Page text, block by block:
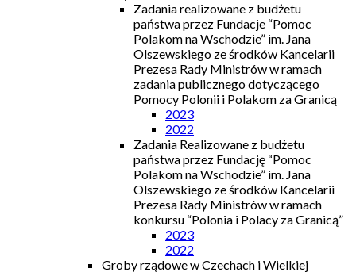
Zadania realizowane z budżetu
państwa przez Fundacje “Pomoc
Polakom na Wschodzie” im. Jana
Olszewskiego ze środków Kancelarii
Prezesa Rady Ministrów w ramach
zadania publicznego dotyczącego
Pomocy Polonii i Polakom za Granicą
2023
2022
Zadania Realizowane z budżetu
państwa przez Fundację “Pomoc
Polakom na Wschodzie” im. Jana
Olszewskiego ze środków Kancelarii
Prezesa Rady Ministrów w ramach
konkursu “Polonia i Polacy za Granicą”
2023
2022
Groby rządowe w Czechach i Wielkiej